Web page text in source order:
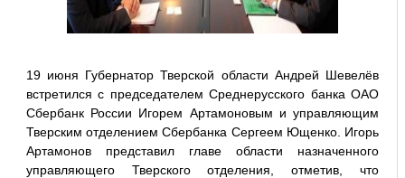
19 июня Губернатор Тверской области Андрей Шевелёв
встретился с председателем Среднерусского банка ОАО
Сбербанк России Игорем Артамоновым и управляющим
Тверским отделением Сбербанка Сергеем Ющенко. Игорь
Артамонов представил главе области назначенного
управляющего Тверского отделения, отметив, что